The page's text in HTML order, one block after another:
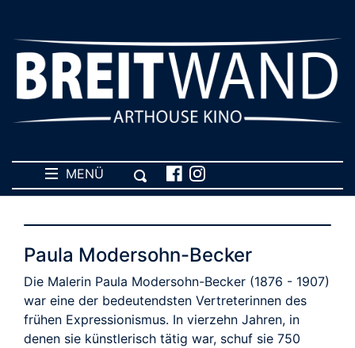
MENÜ
Paula Modersohn-Becker
Die Malerin Paula Modersohn-Becker (1876 - 1907)
war eine der bedeutendsten Vertreterinnen des
frühen Expressionismus. In vierzehn Jahren, in
denen sie künstlerisch tätig war, schuf sie 750